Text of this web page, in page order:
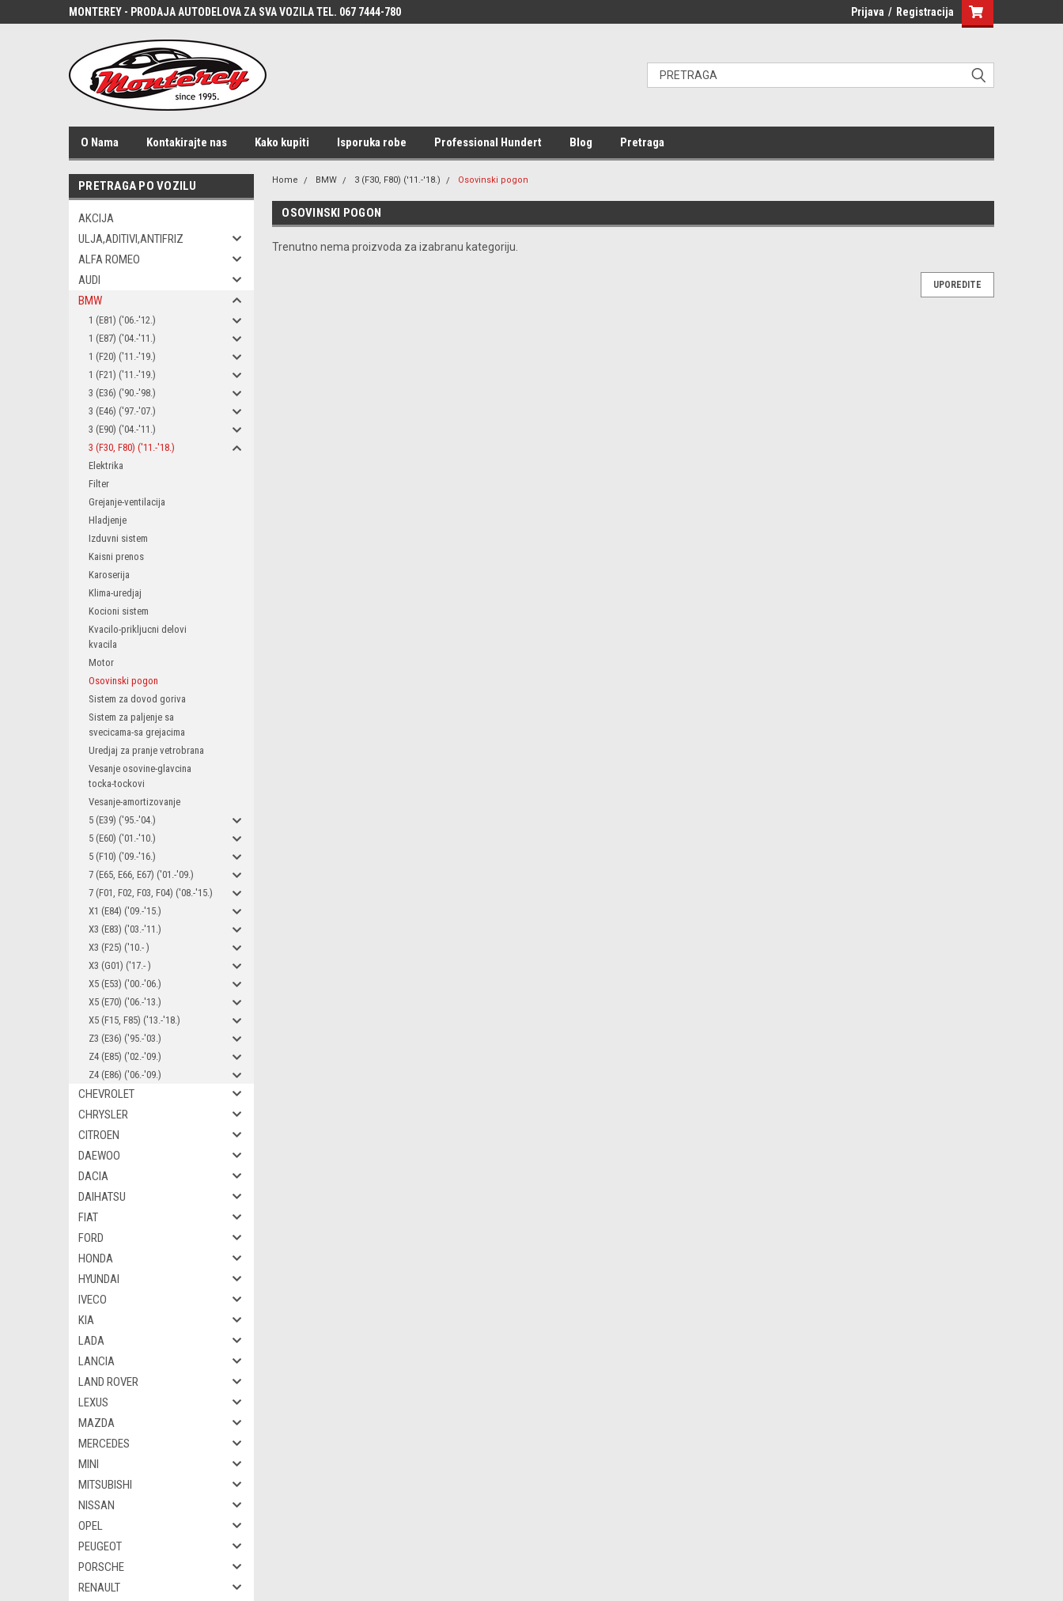
MONTEREY - PRODAJA AUTODELOVA ZA SVA VOZILA TEL. 067 7444-780 Prijava / Registracija
O Nama Kontakirajte nas Kako kupiti Isporuka robe Professional Hundert Blog Pretraga
PRETRAGA PO VOZILU
AKCIJA
ULJA,ADITIVI,ANTIFRIZ
ALFA ROMEO
AUDI
BMW
1 (E81) ('06.-'12.)
1 (E87) ('04.-'11.)
1 (F20) ('11.-'19.)
1 (F21) ('11.-'19.)
3 (E36) ('90.-'98.)
3 (E46) ('97.-'07.)
3 (E90) ('04.-'11.)
3 (F30, F80) ('11.-'18.)
Elektrika
Filter
Grejanje-ventilacija
Hladjenje
Izduvni sistem
Kaisni prenos
Karoserija
Klima-uredjaj
Kocioni sistem
Kvacilo-prikljucni delovi
kvacila
Motor
Osovinski pogon
Sistem za dovod goriva
Sistem za paljenje sa
svecicama-sa grejacima
Uredjaj za pranje vetrobrana
Vesanje osovine-glavcina
tocka-tockovi
Vesanje-amortizovanje
5 (E39) ('95.-'04.)
5 (E60) ('01.-'10.)
5 (F10) ('09.-'16.)
7 (E65, E66, E67) ('01.-'09.)
7 (F01, F02, F03, F04) ('08.-'15.)
X1 (E84) ('09.-'15.)
X3 (E83) ('03.-'11.)
X3 (F25) ('10.- )
X3 (G01) ('17.- )
X5 (E53) ('00.-'06.)
X5 (E70) ('06.-'13.)
X5 (F15, F85) ('13.-'18.)
Z3 (E36) ('95.-'03.)
Z4 (E85) ('02.-'09.)
Z4 (E86) ('06.-'09.)
CHEVROLET
CHRYSLER
CITROEN
DAEWOO
DACIA
DAIHATSU
FIAT
FORD
HONDA
HYUNDAI
IVECO
KIA
LADA
LANCIA
LAND ROVER
LEXUS
MAZDA
MERCEDES
MINI
MITSUBISHI
NISSAN
OPEL
PEUGEOT
PORSCHE
RENAULT
Home BMW 3 (F30, F80) ('11.-'18.) Osovinski pogon
OSOVINSKI POGON
Trenutno nema proizvoda za izabranu kategoriju.
UPOREDITE